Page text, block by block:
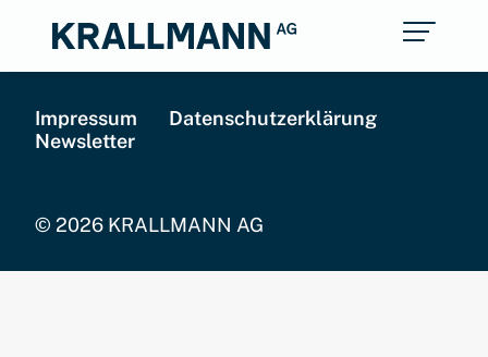
Impressum
Datenschutzerklärung
Newsletter
© 2026 KRALLMANN AG